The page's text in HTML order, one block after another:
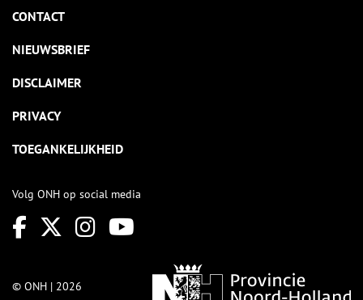
CONTACT
NIEUWSBRIEF
DISCLAIMER
PRIVACY
TOEGANKELIJKHEID
Volg ONH op social media
© ONH | 2026